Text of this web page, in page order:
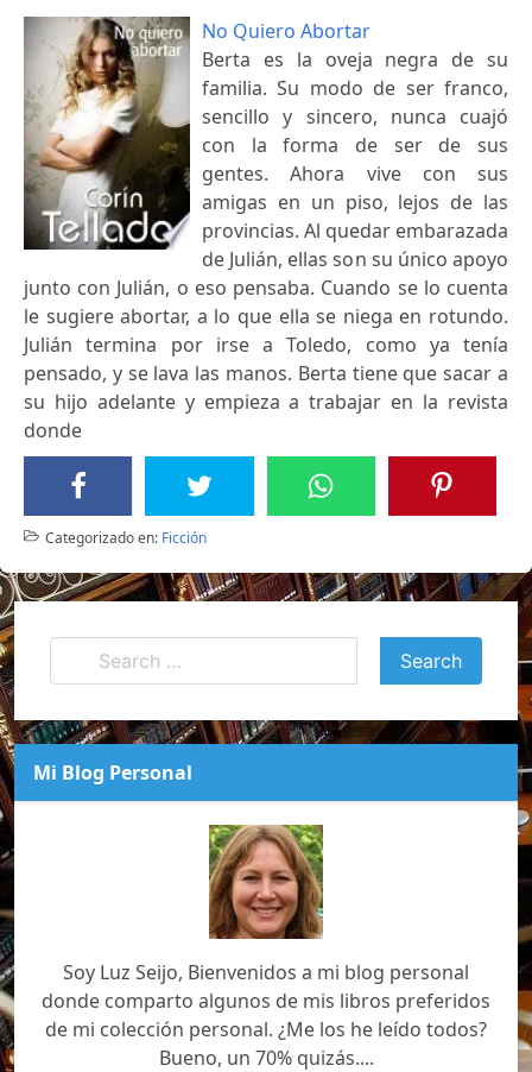
No Quiero Abortar
Berta es la oveja negra de su
familia. Su modo de ser franco,
sencillo y sincero, nunca cuajó
con la forma de ser de sus
gentes. Ahora vive con sus
amigas en un piso, lejos de las
provincias. Al quedar embarazada
de Julián, ellas son su único apoyo
junto con Julián, o eso pensaba. Cuando se lo cuenta
le sugiere abortar, a lo que ella se niega en rotundo.
Julián termina por irse a Toledo, como ya tenía
pensado, y se lava las manos. Berta tiene que sacar a
su hijo adelante y empieza a trabajar en la revista
donde
Categorizado en: Ficción
Mi Blog Personal
Soy Luz Seijo, Bienvenidos a mi blog personal
donde comparto algunos de mis libros preferidos
de mi colección personal. ¿Me los he leído todos?
Bueno, un 70% quizás....